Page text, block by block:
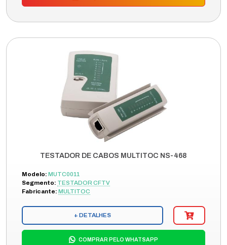
TESTADOR DE CABOS MULTITOC NS-468
Modelo: MUTC0011
Segmento: TESTADOR CFTV
Fabricante: MULTITOC
+ DETALHES
COMPRAR PELO WHATSAPP